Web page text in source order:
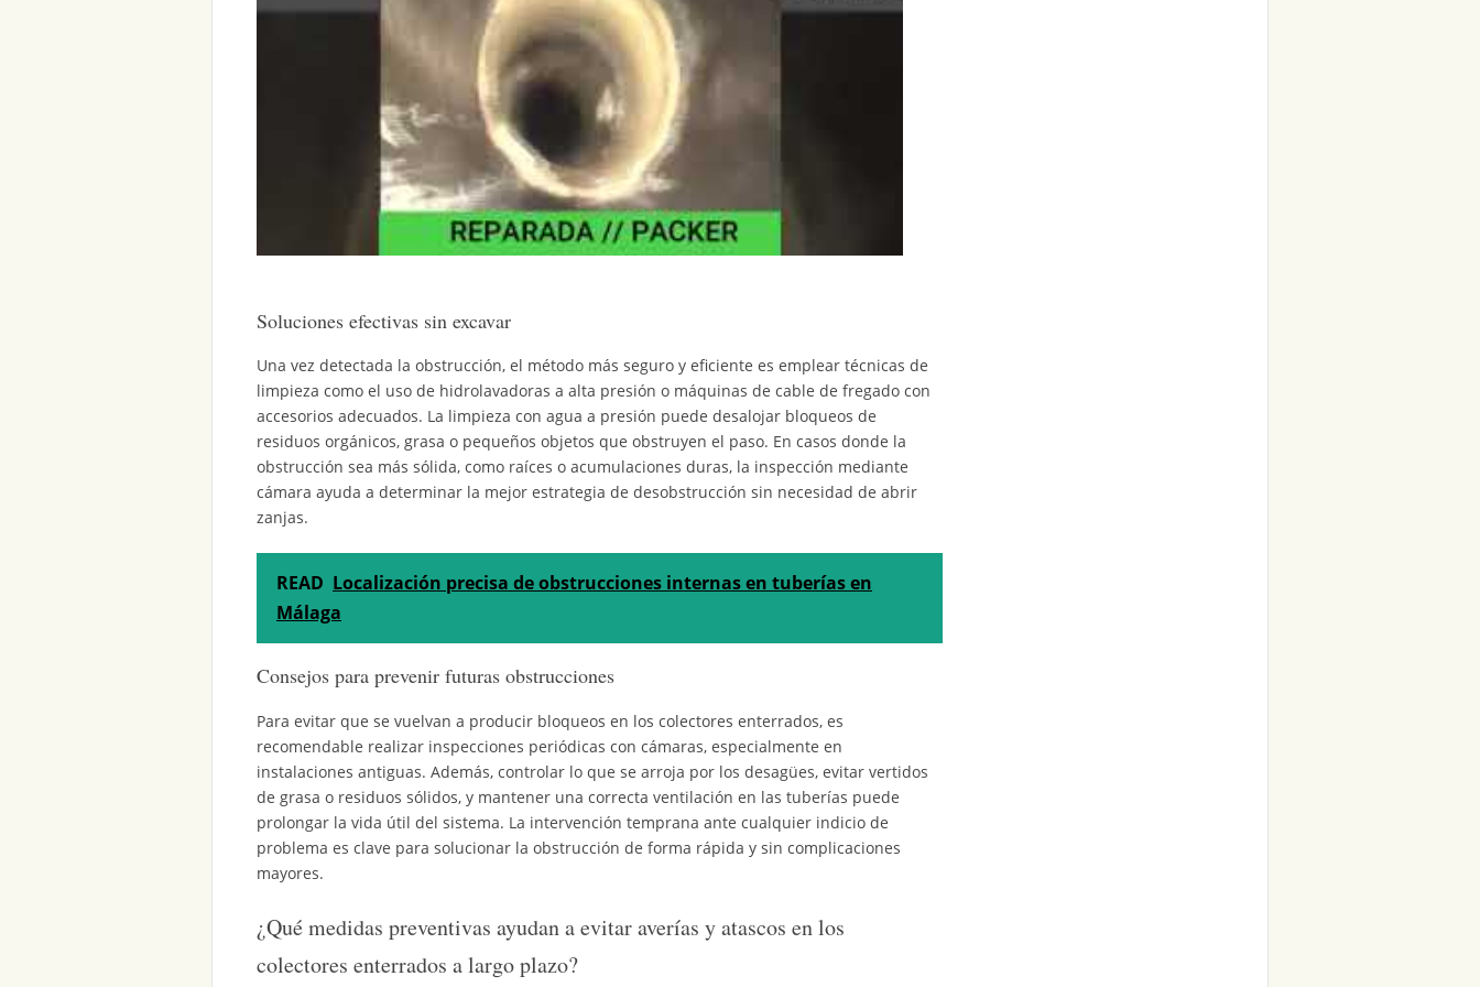
Soluciones efectivas sin excavar
Una vez detectada la obstrucción, el método más seguro y eficiente es emplear técnicas de
limpieza como el uso de hidrolavadoras a alta presión o máquinas de cable de fregado con
accesorios adecuados. La limpieza con agua a presión puede desalojar bloqueos de
residuos orgánicos, grasa o pequeños objetos que obstruyen el paso. En casos donde la
obstrucción sea más sólida, como raíces o acumulaciones duras, la inspección mediante
cámara ayuda a determinar la mejor estrategia de desobstrucción sin necesidad de abrir
zanjas.
READ Localización precisa de obstrucciones internas en tuberías en
Málaga
Consejos para prevenir futuras obstrucciones
Para evitar que se vuelvan a producir bloqueos en los colectores enterrados, es
recomendable realizar inspecciones periódicas con cámaras, especialmente en
instalaciones antiguas. Además, controlar lo que se arroja por los desagües, evitar vertidos
de grasa o residuos sólidos, y mantener una correcta ventilación en las tuberías puede
prolongar la vida útil del sistema. La intervención temprana ante cualquier indicio de
problema es clave para solucionar la obstrucción de forma rápida y sin complicaciones
mayores.
¿Qué medidas preventivas ayudan a evitar averías y atascos en los
colectores enterrados a largo plazo?